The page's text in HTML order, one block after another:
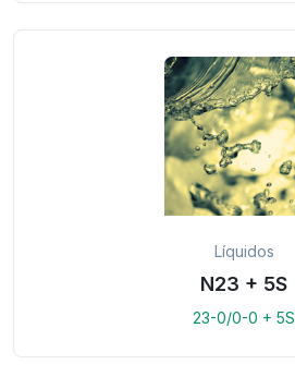
Líquidos
N23 + 5S
23-0/0-0 + 5S